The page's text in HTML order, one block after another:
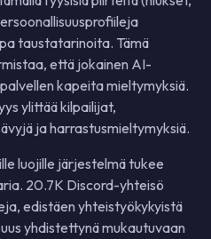
taustatarinoita. Tämä
että jokainen AI-
kapeita mieltymyksiä.
ylittää kilpailijat,
ja harrastusmieltymyksiä.
luojille järjestelmä tukee
20.7K Discord-yhteisö
edistäen yhteistyökykyistä
yhdistettynä mukautuvaan